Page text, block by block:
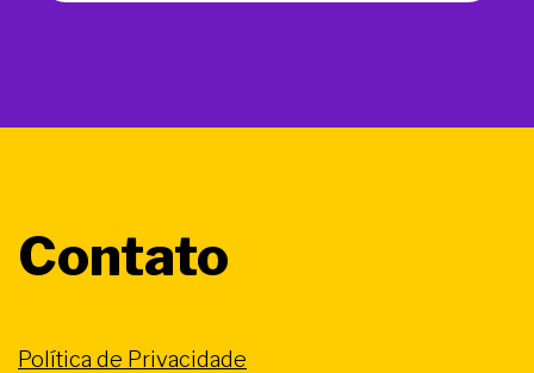
Contato
Política de Privacidade